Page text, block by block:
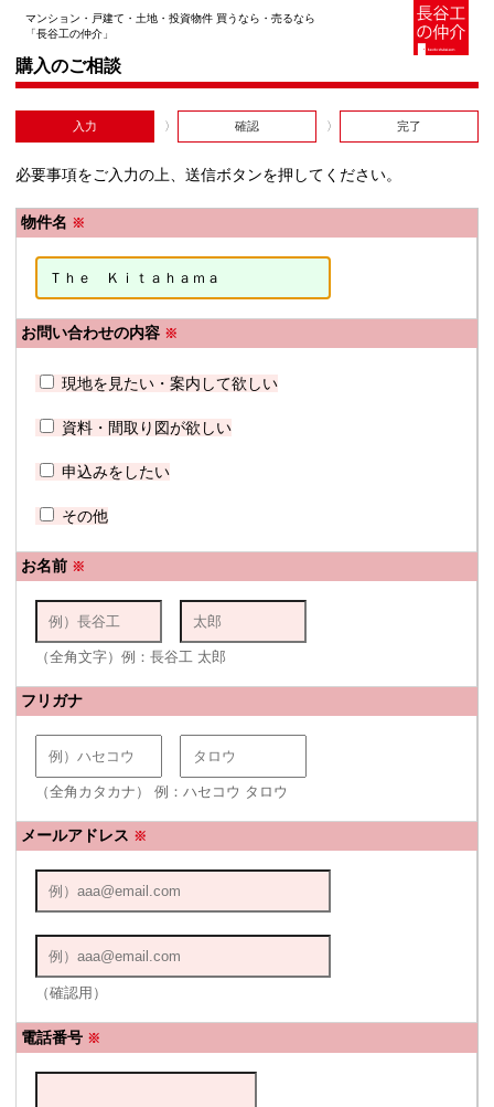
マンション・戸建て・土地・投資物件 買うなら・売るなら
「長谷工の仲介」
購入のご相談
入力 確認 完了
必要事項をご入力の上、送信ボタンを押してください。
物件名 ※
お問い合わせの内容 ※
現地を見たい・案内して欲しい
資料・間取り図が欲しい
申込みをしたい
その他
お名前 ※
（全角文字）例：長谷工 太郎
フリガナ
（全角カタカナ） 例：ハセコウ タロウ
メールアドレス ※
（確認用）
電話番号 ※